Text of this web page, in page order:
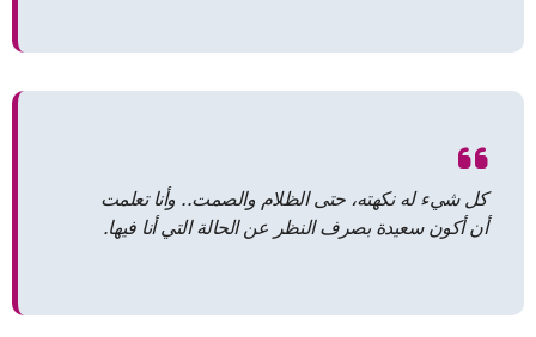
كل شيء له نكهته، حتى الظلام والصمت.. وأنا تعلمت
أن أكون سعيدة بصرف النظر عن الحالة التي أنا فيها.